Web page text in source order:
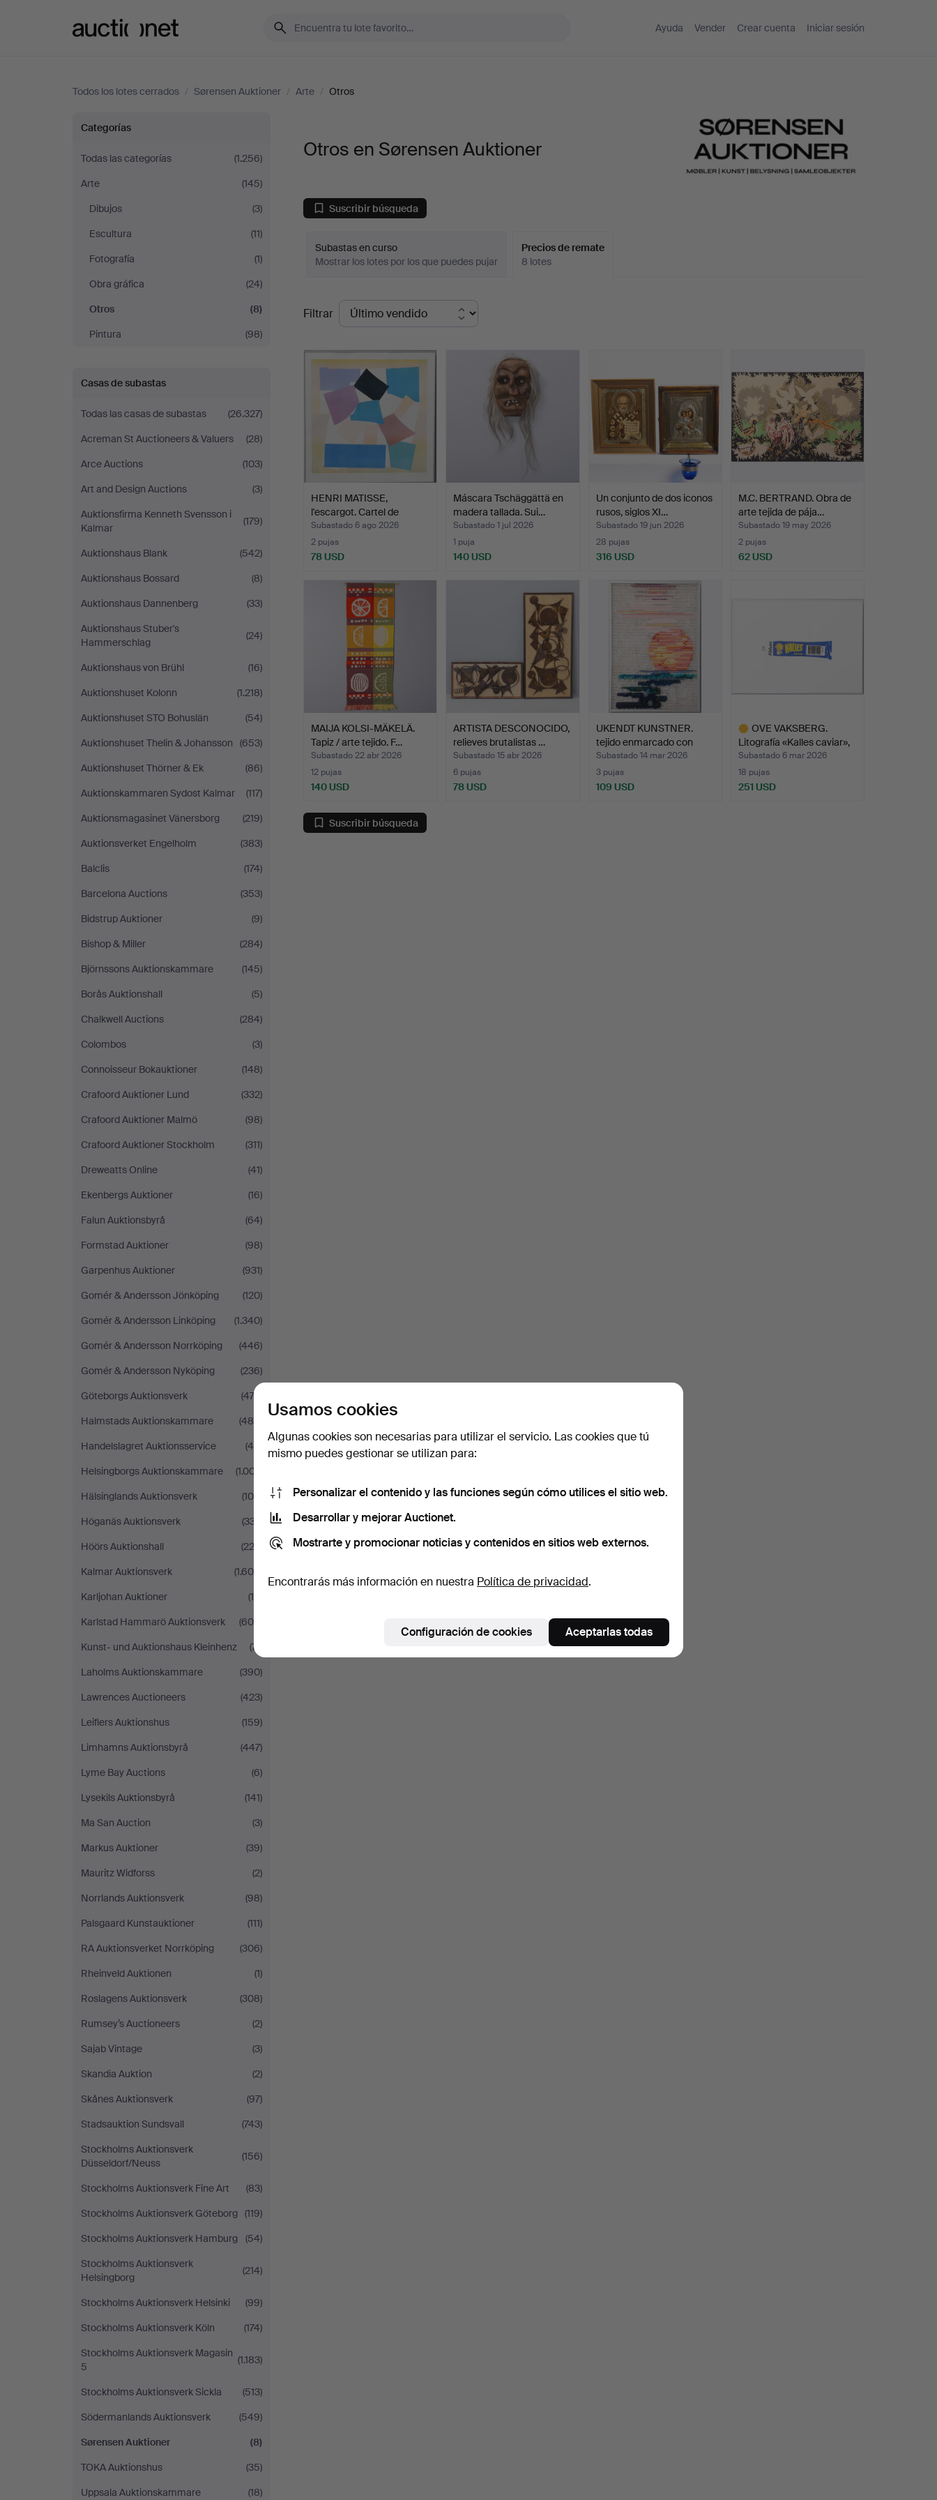
Ayuda Vender Crear cuenta Iniciar sesión
Todos los lotes cerrados / Sørensen Auktioner / Arte / Otros
Otros
en
Sørensen
Auktioner
Categorías
Todas las categorías
(1.256)
Arte
(145)
Dibujos
(3)
Escultura
(11)
Fotografía
(1)
Obra gráfica
(24)
Otros
(8)
Pintura
(98)
Casas de subastas
Todas las casas de subastas
(26.327)
Acreman St Auctioneers & Valuers
(28)
Arce Auctions
(103)
Art and Design Auctions
(3)
Auktionsfirma Kenneth Svensson i
Kalmar
(179)
Auktionshaus Blank
(542)
Auktionshaus Bossard
(8)
Auktionshaus Dannenberg
(33)
Auktionshaus Stuber's
Hammerschlag
(24)
Auktionshaus von Brühl
(16)
Auktionshuset Kolonn
(1.218)
Auktionshuset STO Bohuslän
(54)
Auktionshuset Thelin & Johansson
(653)
Auktionshuset Thörner & Ek
(86)
Auktionskammaren Sydost Kalmar
(117)
Auktionsmagasinet Vänersborg
(219)
Auktionsverket Engelholm
(383)
Balclis
(174)
Barcelona Auctions
(353)
Bidstrup Auktioner
(9)
Bishop & Miller
(284)
Björnssons Auktionskammare
(145)
Borås Auktionshall
(5)
Chalkwell Auctions
(284)
Colombos
(3)
Connoisseur Bokauktioner
(148)
Crafoord Auktioner Lund
(332)
Crafoord Auktioner Malmö
(98)
Crafoord Auktioner Stockholm
(311)
Dreweatts Online
(41)
Ekenbergs Auktioner
(16)
Falun Auktionsbyrå
(64)
Formstad Auktioner
(98)
Garpenhus Auktioner
(931)
Gomér & Andersson Jönköping
(120)
Gomér & Andersson Linköping
(1.340)
Gomér & Andersson Norrköping
(446)
Gomér & Andersson Nyköping
(236)
Göteborgs Auktionsverk
(472)
Halmstads Auktionskammare
(485)
Handelslagret Auktionsservice
(48)
Helsingborgs Auktionskammare
(1.007)
Hälsinglands Auktionsverk
(108)
Höganäs Auktionsverk
(337)
Höörs Auktionshall
(222)
Kalmar Auktionsverk
(1.605)
Karljohan Auktioner
(10)
Karlstad Hammarö Auktionsverk
(609)
Kunst- und Auktionshaus Kleinhenz
(71)
Laholms Auktionskammare
(390)
Lawrences Auctioneers
(423)
Leiflers Auktionshus
(159)
Limhamns Auktionsbyrå
(447)
Lyme Bay Auctions
(6)
Lysekils Auktionsbyrå
(141)
Ma San Auction
(3)
Markus Auktioner
(39)
Mauritz Widforss
(2)
Norrlands Auktionsverk
(98)
Palsgaard Kunstauktioner
(111)
RA Auktionsverket Norrköping
(306)
Rheinveld Auktionen
(1)
Roslagens Auktionsverk
(308)
Rumsey’s Auctioneers
(2)
Sajab Vintage
(3)
Skandia Auktion
(2)
Skånes Auktionsverk
(97)
Stadsauktion Sundsvall
(743)
Stockholms Auktionsverk
Düsseldorf/Neuss
(156)
Stockholms Auktionsverk Fine Art
(83)
Stockholms Auktionsverk Göteborg (119)
Stockholms Auktionsverk Hamburg
(54)
Stockholms Auktionsverk
Helsingborg
(214)
Stockholms Auktionsverk Helsinki
(99)
Stockholms Auktionsverk Köln
(174)
Stockholms Auktionsverk Magasin
5
(1.183)
Stockholms Auktionsverk Sickla
(513)
Södermanlands Auktionsverk
(549)
Sørensen Auktioner
(8)
TOKA Auktionshus
(35)
Uppsala Auktionskammare
(18)
Otros en Sørensen Auktioner
Suscribir búsqueda
Subastas en curso
Mostrar los lotes por los que puedes pujar
Precios de remate
8 lotes
Precios
de
remate
Filtrar
HENRI MATISSE,
l'escargot. Cartel de
expos…
Subastado 6 ago 2026
2 pujas
78 USD
Máscara Tschäggättä en
madera tallada. Sui…
Subastado 1 jul 2026
1 puja
140 USD
Un conjunto de dos iconos
rusos, siglos XI…
Subastado 19 jun 2026
28 pujas
316 USD
M.C. BERTRAND. Obra de
arte tejida de pája…
Subastado 19 may 2026
2 pujas
62 USD
MAIJA KOLSI-MÄKELÄ.
Tapiz / arte tejido. F…
Subastado 22 abr 2026
12 pujas
140 USD
ARTISTA DESCONOCIDO,
relieves brutalistas …
Subastado 15 abr 2026
6 pujas
78 USD
UKENDT KUNSTNER.
tejido enmarcado con
múlt…
Subastado 14 mar 2026
3 pujas
109 USD
OVE VAKSBERG.
Litografía «Kalles caviar»,
…
Subastado 6 mar 2026
18 pujas
251 USD
Suscribir búsqueda
Usamos cookies
Algunas cookies son necesarias para utilizar el servicio. Las cookies que tú
mismo puedes gestionar se utilizan para:
Personalizar el contenido y las funciones según cómo utilices el sitio web.
Desarrollar y mejorar Auctionet.
Mostrarte y promocionar noticias y contenidos en sitios web externos.
Encontrarás más información en nuestra Política de privacidad.
Configuración de cookies Aceptarlas todas